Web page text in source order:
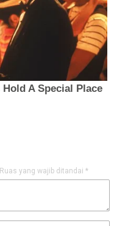
Ruas yang wajib ditandai *